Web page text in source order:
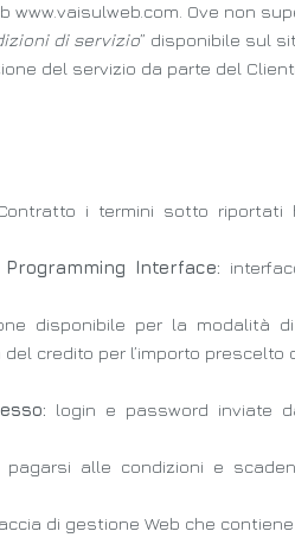
www.vaisulweb.com. Ove non
di servizio” disponibile sul
del servizio da parte del
i termini sotto riportati
Interface:
disponibile per la modalità
credito per l’importo
login e password inviate
pagarsi alle condizioni e
di gestione Web che